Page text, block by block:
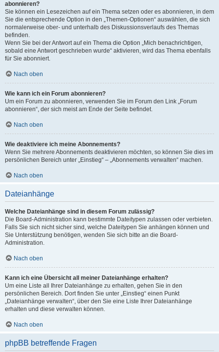
abonnieren?
Sie können ein Lesezeichen auf ein Thema setzen oder es abonnieren, in dem
Sie die entsprechende Option in den „Themen-Optionen“ auswählen, die sich
normalerweise ober- und unterhalb des Diskussionsverlaufs des Themas
befinden.
Wenn Sie bei der Antwort auf ein Thema die Option „Mich benachrichtigen,
sobald eine Antwort geschrieben wurde“ aktivieren, wird das Thema ebenfalls
für Sie abonniert.
Nach oben
Wie kann ich ein Forum abonnieren?
Um ein Forum zu abonnieren, verwenden Sie im Forum den Link „Forum
abonnieren“, der sich meist am Ende der Seite befindet.
Nach oben
Wie deaktiviere ich meine Abonnements?
Wenn Sie mehrere Abonnements deaktivieren möchten, so können Sie dies im
persönlichen Bereich unter „Einstieg“ – „Abonnements verwalten“ machen.
Nach oben
Dateianhänge
Welche Dateianhänge sind in diesem Forum zulässig?
Die Board-Administration kann bestimmte Dateitypen zulassen oder verbieten.
Falls Sie sich nicht sicher sind, welche Dateitypen Sie anhängen können und
Sie Unterstützung benötigen, wenden Sie sich bitte an die Board-
Administration.
Nach oben
Kann ich eine Übersicht all meiner Dateianhänge erhalten?
Um eine Liste all Ihrer Dateianhänge zu erhalten, gehen Sie in den
persönlichen Bereich. Dort finden Sie unter „Einstieg“ einen Punkt
„Dateianhänge verwalten“, über den Sie eine Liste Ihrer Dateianhänge
erhalten und diese verwalten können.
Nach oben
phpBB betreffende Fragen